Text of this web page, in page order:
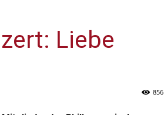
Liebe
856